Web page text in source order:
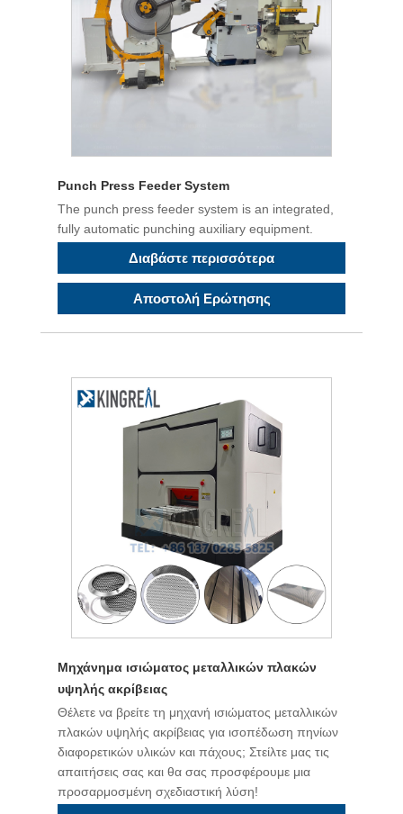
Punch Press Feeder System
The punch press feeder system is an integrated,
fully automatic punching auxiliary equipment.
Διαβάστε περισσότερα
Αποστολή Ερώτησης
Μηχάνημα ισιώματος μεταλλικών πλακών
υψηλής ακρίβειας
Θέλετε να βρείτε τη μηχανή ισιώματος μεταλλικών
πλακών υψηλής ακρίβειας για ισοπέδωση πηνίων
διαφορετικών υλικών και πάχους; Στείλτε μας τις
απαιτήσεις σας και θα σας προσφέρουμε μια
προσαρμοσμένη σχεδιαστική λύση!